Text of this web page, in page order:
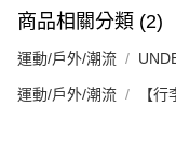
商品相關分類 (2)
運動/戶外/潮流
運動/戶外/潮流 【